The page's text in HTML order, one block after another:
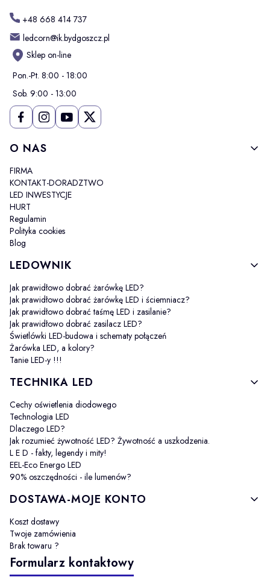
+48 668 414 737
ledcorn@ik.bydgoszcz.pl
Sklep on-line
Pon.-Pt. 8:00 - 18:00
Sob. 9:00 - 13:00
Linki w stopce
O NAS
FIRMA
KONTAKT-DORADZTWO
LED INWESTYCJE
HURT
Regulamin
Polityka cookies
Blog
LEDOWNIK
Jak prawidłowo dobrać żarówkę LED?
Jak prawidłowo dobrać żarówkę LED i ściemniacz?
Jak prawidłowo dobrać taśmę LED i zasilanie?
Jak prawidłowo dobrać zasilacz LED?
Świetlówki LED-budowa i schematy połączeń
Żarówka LED, a kolory?
Tanie LED-y !!!
TECHNIKA LED
Cechy oświetlenia diodowego
Technologia LED
Dlaczego LED?
Jak rozumieć żywotność LED? Żywotność a uszkodzenia.
L E D - fakty, legendy i mity!
EEL-Eco Energo LED
90% oszczędności - ile lumenów?
DOSTAWA-MOJE KONTO
Koszt dostawy
Twoje zamówienia
Brak towaru ?
Formularz kontaktowy